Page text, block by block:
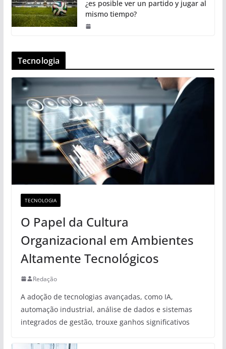
¿es posible ver un partido y jugar al
mismo tiempo?
Tecnologia
TECNOLOGIA
O Papel da Cultura
Organizacional em Ambientes
Altamente Tecnológicos
Redação
A adoção de tecnologias avançadas, como IA,
automação industrial, análise de dados e sistemas
integrados de gestão, trouxe ganhos significativos